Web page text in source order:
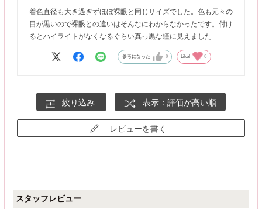
着色直径も大き過ぎずほぼ裸眼と同じサイズでした。色も元々の
目が黒いので裸眼との違いはそんなにわからなかったです。付け
るとハイライトがなくなるぐらい真っ黒な瞳に見えました
参考になった 0 Like! 0
絞り込み 表示：評価が高い順
レビューを書く
スタッフレビュー